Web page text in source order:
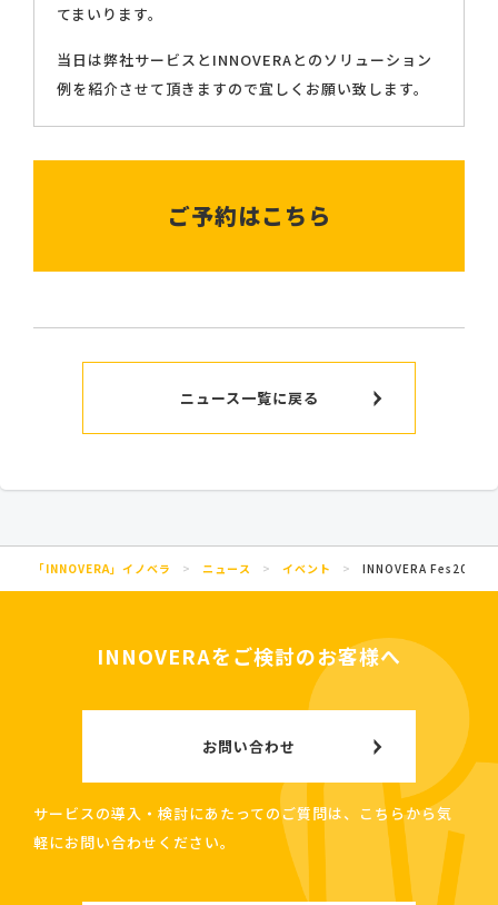
てまいります。
当日は弊社サービスとINNOVERAとのソリューション
例を紹介させて頂きますので宜しくお願い致します。
ご予約はこちら
ニュース一覧に戻る
「INNOVERA」イノベラ > ニュース > イベント > INNOVERA Fes2023
INNOVERAをご検討のお客様へ
お問い合わせ
サービスの導入・検討にあたってのご質問は、こちらから気
軽にお問い合わせください。